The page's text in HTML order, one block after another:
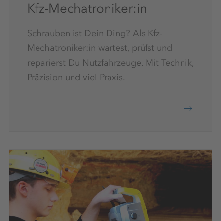
Kfz-Mechatroniker:in
Schrauben ist Dein Ding? Als Kfz-
Mechatroniker:in wartest, prüfst und
reparierst Du Nutzfahrzeuge. Mit Technik,
Präzision und viel Praxis.